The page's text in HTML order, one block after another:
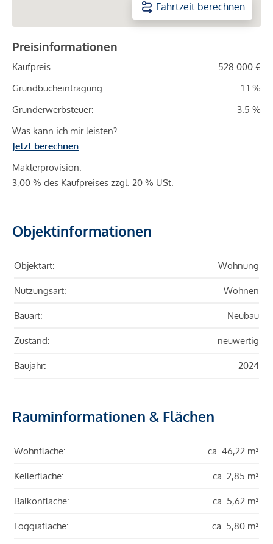
Fahrtzeit berechnen
Preisinformationen
Kaufpreis
528.000 €
Grundbucheintragung:
1.1 %
Grunderwerbsteuer:
3.5 %
Was kann ich mir leisten?
Jetzt berechnen
Maklerprovision:
3,00 % des Kaufpreises zzgl. 20 % USt.
Objektinformationen
Objektart: Wohnung
Nutzungsart: Wohnen
Bauart: Neubau
Zustand: neuwertig
Baujahr: 2024
Rauminformationen & Flächen
Wohnfläche: ca. 46,22 m²
Kellerfläche: ca. 2,85 m²
Balkonfläche: ca. 5,62 m²
Loggiafläche: ca. 5,80 m²